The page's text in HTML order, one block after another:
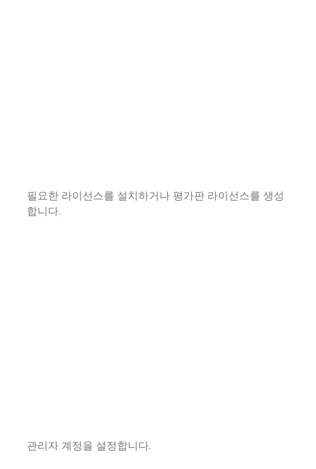
필요한 라이선스를 설치하거나 평가판 라이선스를 생성
합니다.
관리자 계정을 설정합니다.